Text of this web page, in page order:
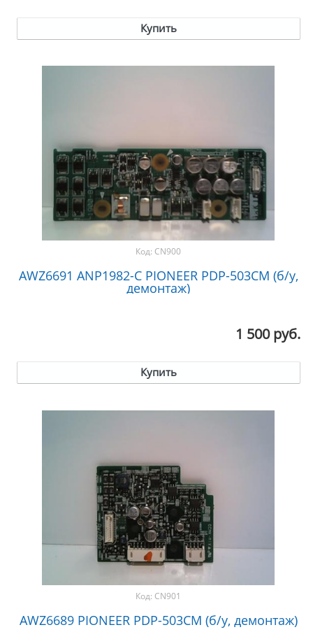
Купить
Код: CN900
AWZ6691 ANP1982-C PIONEER PDP-503CM (б/у,
демонтаж)
1 500 руб.
Купить
Код: CN901
AWZ6689 PIONEER PDP-503CM (б/у, демонтаж)